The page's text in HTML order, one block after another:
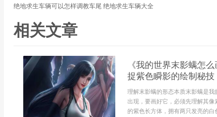
绝地求生车辆可以怎样调教车尾 绝地求生车辆大全
相关文章
《我的世界末影螨怎
捉紫色瞬影的绘制秘技
理解末影螨的形态本质末影螨是
出现，要画好它，必须先理解其
的紫色长方体，拥有两只发亮的